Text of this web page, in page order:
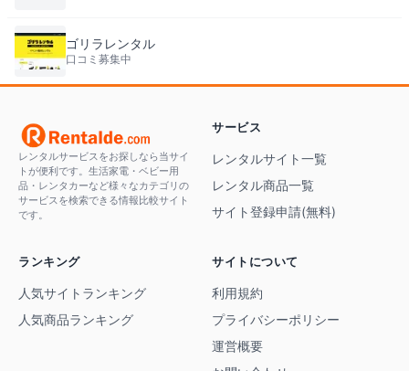
ゴリラレンタル
口コミ募集中
レンタルサービスをお探しなら当サイ
トが便利です。生活家電・ベビー用
品・レンタカーなど様々なカテゴリの
サービスを検索できる情報比較サイト
です。
サービス
レンタルサイト一覧
レンタル商品一覧
サイト登録申請(無料)
ランキング
人気サイトランキング
人気商品ランキング
サイトについて
利用規約
プライバシーポリシー
運営概要